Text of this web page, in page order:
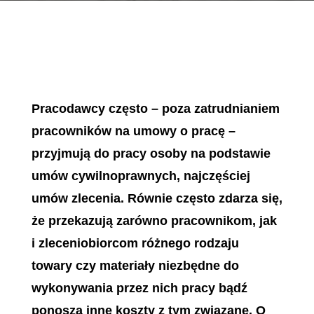
Pracodawcy często – poza zatrudnianiem
pracowników na umowy o pracę –
przyjmują do pracy osoby na podstawie
umów cywilnoprawnych, najczęściej
umów zlecenia. Równie często zdarza się,
że przekazują zarówno pracownikom, jak
i zleceniobiorcom różnego rodzaju
towary czy materiały niezbędne do
wykonywania przez nich pracy bądź
ponoszą inne koszty z tym związane. O